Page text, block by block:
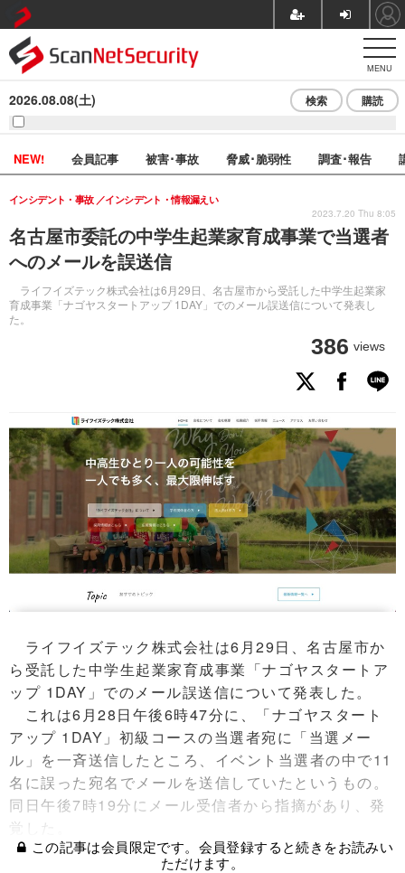
MENU
2026.08.08(土) 検索 購読
NEW! 会員記事 被害･事故 脅威･脆弱性 調査･報告
名古屋市委託の中学⽣起業家育成事業で当選者
へのメールを誤送信
ライフイズテック株式会社は6月29日、名古屋市から受託した中学⽣起業家
育成事業「ナゴヤスタートアップ 1DAY」でのメール誤送信について発表し
た。
インシデント・事故 インシデント・情報漏えい
386 views
2023.7.20 Thu 8:05
ライフイズテック株式会社は6月29日、名古屋市か
ら受託した中学⽣起業家育成事業「ナゴヤスタートア
ップ 1DAY」でのメール誤送信について発表した。
これは6⽉28⽇午後6時47分に、「ナゴヤスタート
アップ 1DAY」初級コースの当選者宛に「当選メー
ル」を⼀⻫送信したところ、イベント当選者の中で11
名に誤った宛名でメールを送信していたというもの。
同日午後7時19分にメール受信者から指摘があり、発
覚した。
この記事は会員限定です。会員登録すると続きをお読みい
ただけます。